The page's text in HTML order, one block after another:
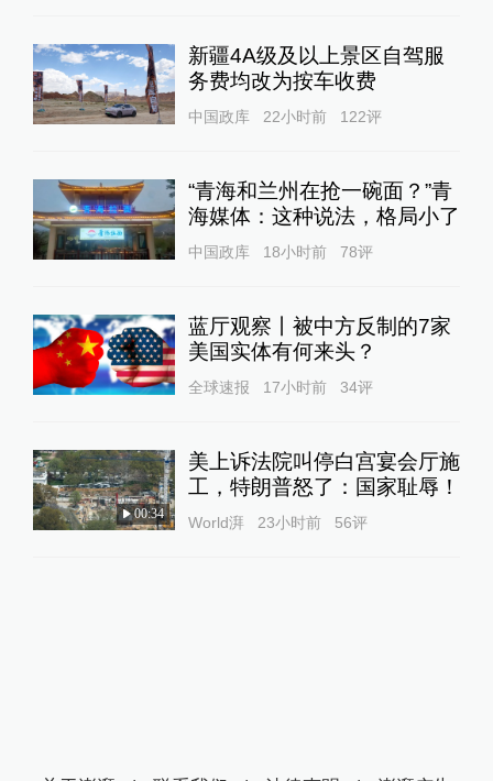
新疆4A级及以上景区自驾服
务费均改为按车收费
中国政库 22小时前 122评
“青海和兰州在抢一碗面？”青
海媒体：这种说法，格局小了
中国政库 18小时前 78评
蓝厅观察丨被中方反制的7家
美国实体有何来头？
全球速报 17小时前 34评
00:34
美上诉法院叫停白宫宴会厅施
工，特朗普怒了：国家耻辱！
World湃 23小时前 56评